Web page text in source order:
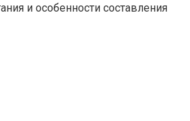
и особенности составления